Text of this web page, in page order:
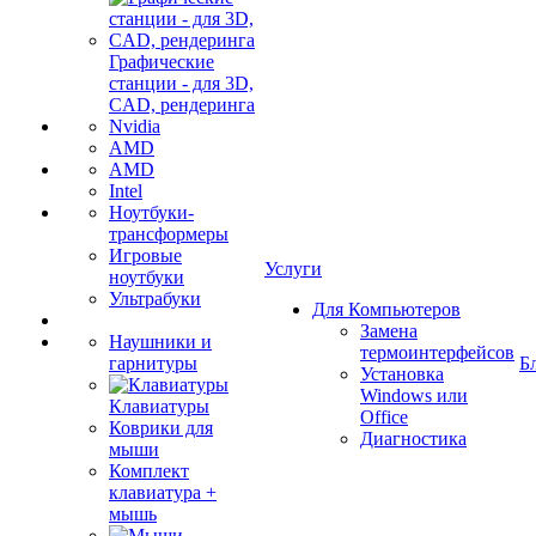
Графические
станции - для 3D,
CAD, рендеринга
Nvidia
AMD
AMD
Intel
Ноутбуки-
трансформеры
Игровые
ноутбуки
Ультрабуки
Наушники и
гарнитуры
Клавиатуры
Коврики для
мыши
Комплект
клавиатура +
мышь
Услуги
Для Компьютеров
Замена
термоинтерфейсов
Установка
Windows или
Office
Диагностика